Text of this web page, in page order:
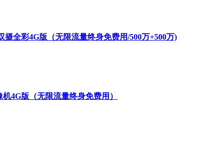
摄全彩4G版（无限流量终身免费用/500万+500万)
4G版（无限流量终身免费用）